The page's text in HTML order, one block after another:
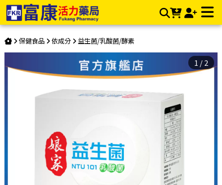
民視《娘家益生菌》專利菌株 NTU 101 | 富康活力藥局購物商
保健食品 依成分 益生菌/乳酸菌/酵素
1 /2